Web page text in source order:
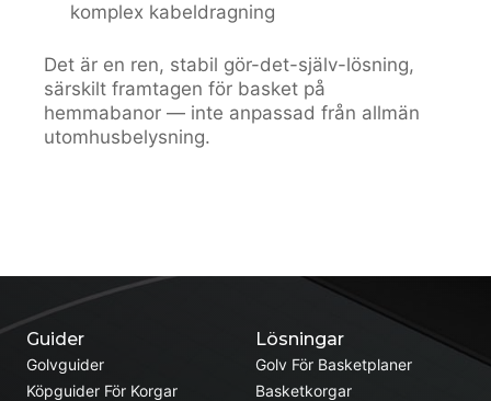
komplex kabeldragning
Det är en ren, stabil gör-det-själv-lösning,
särskilt framtagen för basket på
hemmabanor — inte anpassad från allmän
utomhusbelysning.
Lösningar
Golv För Basketplaner
Basketkorgar
Guider
Golvguider
Köpguider För Korgar